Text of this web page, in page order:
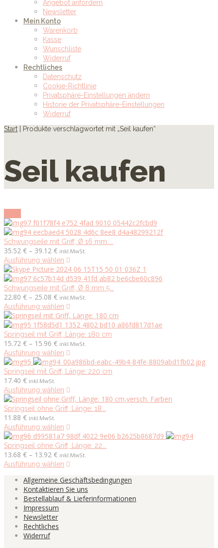
Angebot anfordern
Newsletter
Mein Konto
Warenkorb
Kasse
Wunschliste
Widerruf
Rechtliches
Datenschutz
Cookie-Richtlinie
Privatsphäre-Einstellungen ändern
Historie der Privatsphäre-Einstellungen
Widerruf
Start | Produkte verschlagwortet mit „Seil kaufen“
Seil kaufen
Schwungseile mit Griff, Ø 16 mm ...
35.52 € – 39.12 €Preisspanne:
35.52 €
bis
39.12 €
inkl.MwSt.
Ausführung wählen Dieses
Produkt
weist
mehrere
Varianten
auf.
Die
Optionen
können
auf
der
Produktseite
gewählt
Schwungseile mit Griff, Ø 8 mm 5...
22.80 € – 25.08 €Preisspanne:
22.80 €
bis
25.08 €
inkl.MwSt.
Ausführung wählen Dieses
Produkt
weist
mehrere
Varianten
auf.
Die
Optionen
auf
der
Produktseite
werden
Springseil mit Griff, Länge: 180 cm
15.72 € – 15.96 €Preisspanne:
15.72 €
bis
15.96 €
inkl.MwSt.
Ausführung wählen Dieses
Produkt
weist
Varianten
auf.
Die
können
auf
der
Produktseite
gewählt
Springseil mit Griff, Länge: 220 cm
17.40 € inkl.MwSt.
Ausführung wählen Dieses
Produkt
weist
Varianten
auf.
Die
Optionen
können
der
Produktseite
gewählt
Springseil ohne Griff, Länge: 18...
11.88 € inkl.MwSt.
Ausführung wählen Dieses
Produkt
weist
mehrere
Varianten
Die
Optionen
können
Springseil ohne Griff, Länge: 22...
13.68 € – 13.92 €Preisspanne:
13.68 €
13.92 €
inkl.MwSt.
Ausführung wählen Dieses
weist
mehrere
Varianten
Allgemeine Geschäftsbedingungen
Kontaktieren Sie uns
Bestellablauf & Lieferinformationen
Impressum
Newsletter
Rechtliches
Widerruf